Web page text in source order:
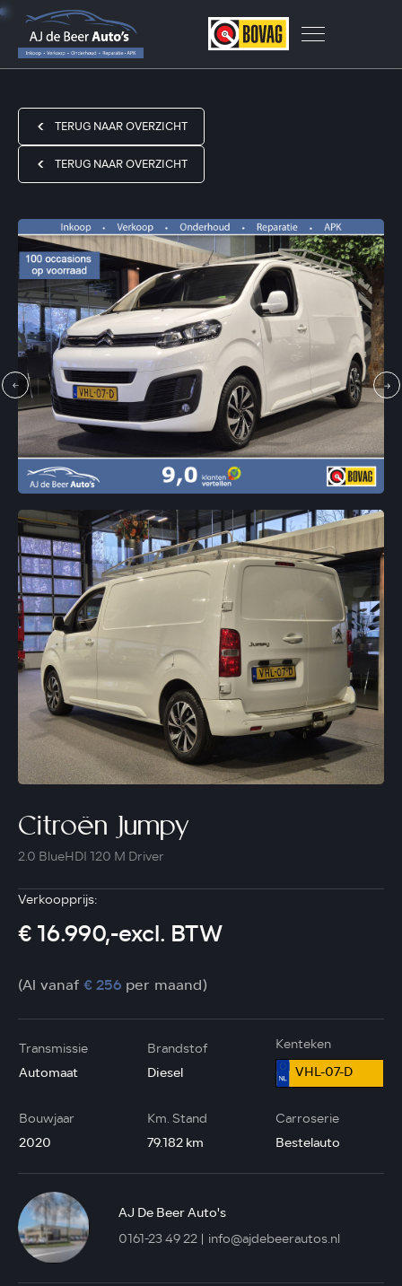
TERUG NAAR OVERZICHT
TERUG NAAR OVERZICHT
Citroën Jumpy
2.0 BlueHDI 120 M Driver
Verkoopprijs:
€ 16.990,-excl. BTW
(Al vanaf € 256 per maand)
Transmissie
Automaat
Brandstof
Diesel
Kenteken
VHL-07-D
Bouwjaar
2020
Km. Stand
79.182 km
Carroserie
Bestelauto
AJ De Beer Auto's
0161-23 49 22
info@ajdebeerautos.nl